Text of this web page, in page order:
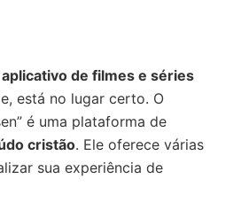
aplicativo de filmes e séries
está no lugar certo. O
é uma plataforma de
cristão. Ele oferece várias
sua experiência de